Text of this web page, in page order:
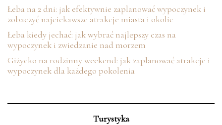
Łeba na 2 dni: jak efektywnie zaplanować wypoczynek i
zobaczyć najciekawsze atrakcje miasta i okolic
Łeba kiedy jechać: jak wybrać najlepszy czas na
wypoczynek i zwiedzanie nad morzem
Giżycko na rodzinny weekend: jak zaplanować atrakcje i
wypoczynek dla każdego pokolenia
Turystyka